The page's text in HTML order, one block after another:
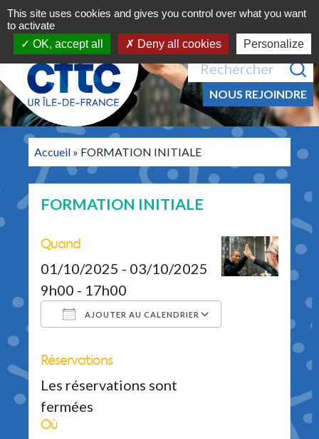
Aller au contenu
Navigation principale
MENU
Recherche pour :
NOUS REJOINDRE
Accueil » FORMATION INITIALE
FORMATION INITIALE
Quand
01/10/2025 - 03/10/2025
9h00 - 17h00
AJOUTER AU CALENDRIER
Télécharger ICS
Calendrier Google
Réservations
Les réservations sont
fermées
Où
This site uses cookies and gives you control over what you want
to activate
OK, accept all
Deny all cookies Personalize